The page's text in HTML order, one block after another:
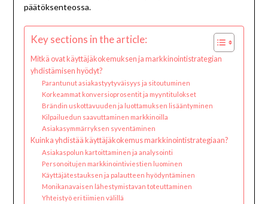
päätöksenteossa.
Key sections in the article:
Mitkä ovat käyttäjäkokemuksen ja markkinointistrategian
yhdistämisen hyödyt?
Parantunut asiakastyytyväisyys ja sitoutuminen
Korkeammat konversioprosentit ja myyntitulokset
Brändin uskottavuuden ja luottamuksen lisääntyminen
Kilpailuedun saavuttaminen markkinoilla
Asiakasymmärryksen syventäminen
Kuinka yhdistää käyttäjäkokemus markkinointistrategiaan?
Asiakaspolun kartoittaminen ja analysointi
Personoitujen markkinointiviestien luominen
Käyttäjätestauksen ja palautteen hyödyntäminen
Monikanavaisen lähestymistavan toteuttaminen
Yhteistyö eri tiimien välillä